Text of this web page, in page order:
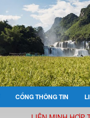
CỔNG THÔNG TIN